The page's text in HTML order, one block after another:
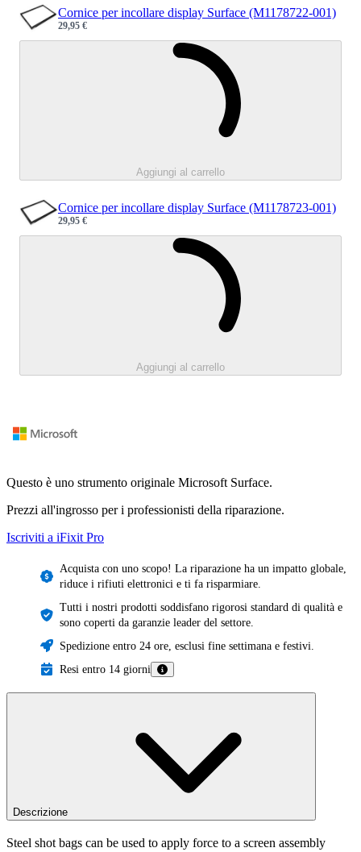
Cornice per incollare display Surface (M1178722-001)
Sale price
29,95 €
Aggiungi al carrello
Cornice per incollare display Surface (M1178723-001)
Sale price
29,95 €
Aggiungi al carrello
Questo è uno strumento originale Microsoft Surface.
Prezzi all'ingrosso per i professionisti della riparazione.
Iscriviti a iFixit Pro
Acquista con uno scopo! La riparazione ha un impatto globale,
riduce i rifiuti elettronici e ti fa risparmiare.
Tutti i nostri prodotti soddisfano rigorosi standard di qualità e
sono coperti da garanzie leader del settore.
Spedizione entro 24 ore, esclusi fine settimana e festivi.
Resi entro 14 giorni
Descrizione
Steel shot bags can be used to apply force to a screen assembly